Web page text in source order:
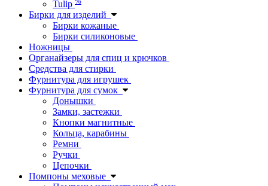
Tulip
Бирки для изделий
Бирки кожаные
Бирки силиконовые
Ножницы
Органайзеры для спиц и крючков
Средства для стирки
Фурнитура для игрушек
Фурнитура для сумок
Донышки
Замки, застежки
Кнопки магнитные
Кольца, карабины
Ремни
Ручки
Цепочки
Помпоны меховые